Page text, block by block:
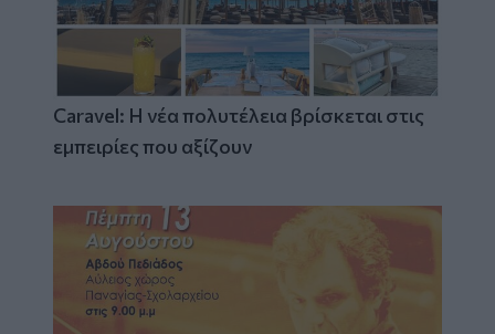
Caravel: Η νέα πολυτέλεια βρίσκεται στις
εμπειρίες που αξίζουν